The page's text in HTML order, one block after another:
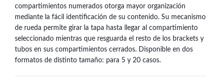
$5.900
hasta
$16.300
compartimientos numerados otorga mayor organización
mediante la fácil identificación de su contenido. Su mecanismo
de rueda permite girar la tapa hasta llegar al compartimiento
seleccionado mientras que resguarda el resto de los brackets y
tubos en sus compartimientos cerrados. Disponible en dos
formatos de distinto tamaño: para 5 y 20 casos.